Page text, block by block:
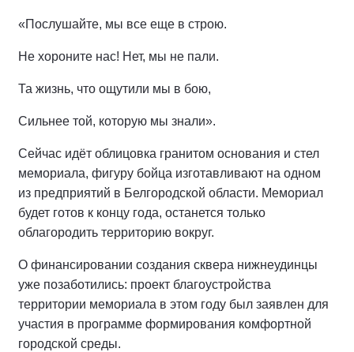
«Послушайте, мы все еще в строю.
Не хороните нас! Нет, мы не пали.
Та жизнь, что ощутили мы в бою,
Сильнее той, которую мы знали».
Сейчас идёт облицовка гранитом основания и стел
мемориала, фигуру бойца изготавливают на одном
из предприятий в Белгородской области. Мемориал
будет готов к концу года, останется только
облагородить территорию вокруг.
О финансировании создания сквера нижнеудинцы
уже позаботились: проект благоустройства
территории мемориала в этом году был заявлен для
участия в программе формирования комфортной
городской среды.